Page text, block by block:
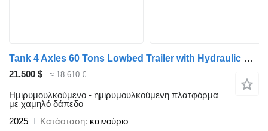
Tank 4 Axles 60 Tons Lowbed Trailer with Hydraulic Folding Ramp
21.500 $ ≈ 18.610 €
Ημιρυμουλκούμενο - ημιρυμουλκούμενη πλατφόρμα
με χαμηλό δάπεδο
2025
Κατάσταση καινούριο